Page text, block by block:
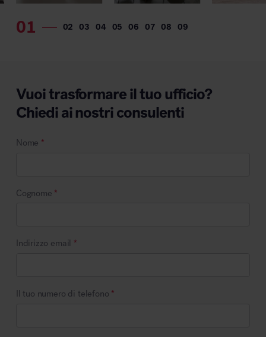
Vuoi trasformare il tuo ufficio?
Chiedi ai nostri consulenti
Nome *
Cognome *
Indirizzo email *
Il tuo numero di telefono *